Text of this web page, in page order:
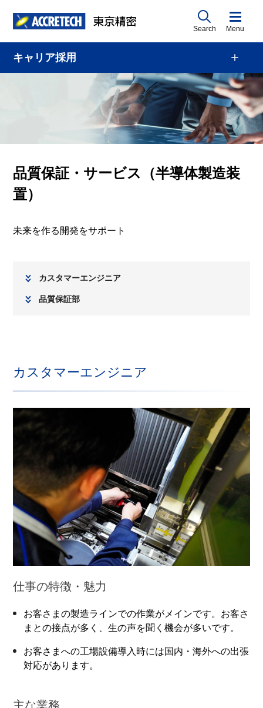
Search Menu
キャリア採用
品質保証・サービス（半導体製造装
置）
未来を作る開発をサポート
カスタマーエンジニア
品質保証部
カスタマーエンジニア
仕事の特徴・魅力
お客さまの製造ラインでの作業がメインです。お客さ
まとの接点が多く、生の声を聞く機会が多いです。
お客さまへの工場設備導入時には国内・海外への出張
対応があります。
主な業務